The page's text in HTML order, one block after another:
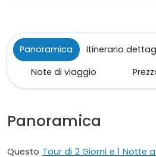
Panoramica Itinerario
Note di viaggio
Panoramica
Questo Tour di 2 Giorni e 1 Notte